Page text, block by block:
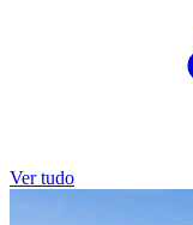
Ver tudo